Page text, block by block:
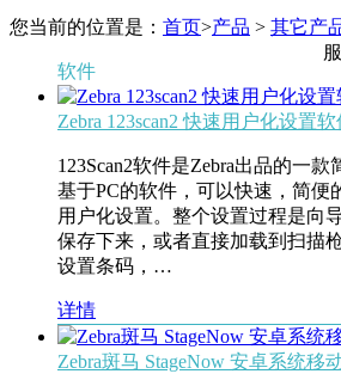
您当前的位置是： 首页>产品 > 其它产
软件
Zebra 123scan2 快速用户化设置软
123Scan2软件是Zebra出品的一款
基于PC的软件，可以快速，简
用户化设置。整个设置过程是向
保存下来，或者直接加载到扫描枪
设置条码，…
详情
Zebra斑马 StageNow 安卓系统移